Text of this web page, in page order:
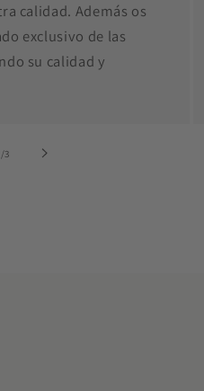
calidad. Además os
exclusivo de las
su calidad y
/de3